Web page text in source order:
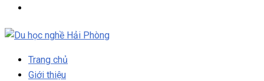
Trang chủ
Giới thiệu